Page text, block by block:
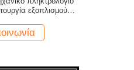
εξοπλισμού